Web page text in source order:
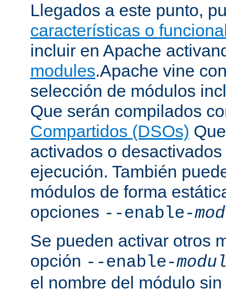
Llegados a este punto,
características o
incluir en Apache
modules.Apache vine
selección de módulos
Que serán compilados
Compartidos (DSOs)
activados o
ejecución. También
módulos de forma
opciones --enable-
Se pueden activar otros
opción --enable-
el nombre del módulo